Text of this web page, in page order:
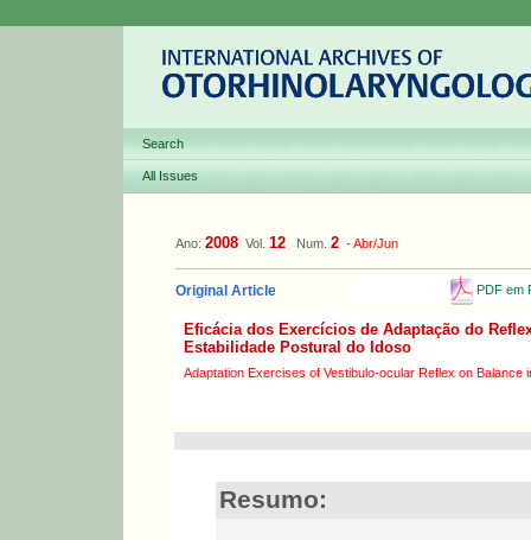
Search
All Issues
Ano: 2008 Vol. 12 Num. 2 -Abr/Jun
Original Article PDF em
Eficácia dos Exercícios de Adaptação do
Estabilidade Postural do Idoso
Adaptation Exercises of Vestibulo-ocular Reflex on Balance
Resumo: